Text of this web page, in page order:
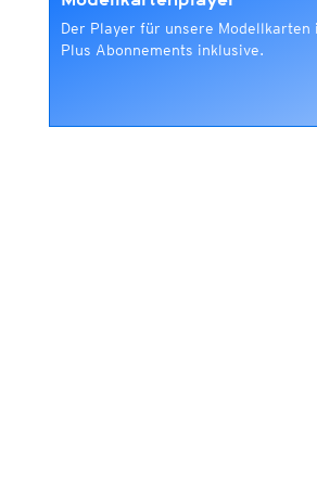
Der Player für unsere Modellkarten
Plus Abonnements inklusive.